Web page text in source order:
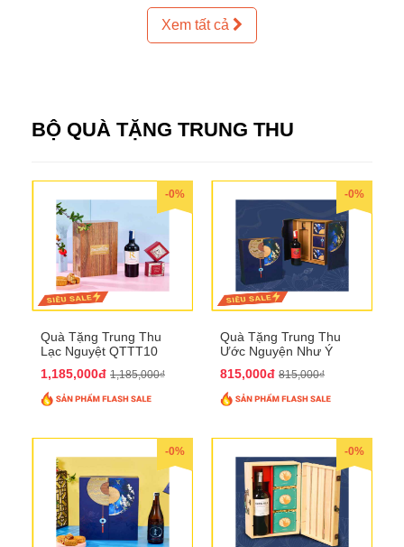
Xem tất cả
BỘ QUÀ TẶNG TRUNG THU
-0%
Quà Tặng Trung Thu
Lạc Nguyệt QTTT10
1,185,000đ 1,185,000₫
-0%
Quà Tặng Trung Thu
Ước Nguyện Như Ý
815,000đ 815,000₫
-0% -0%